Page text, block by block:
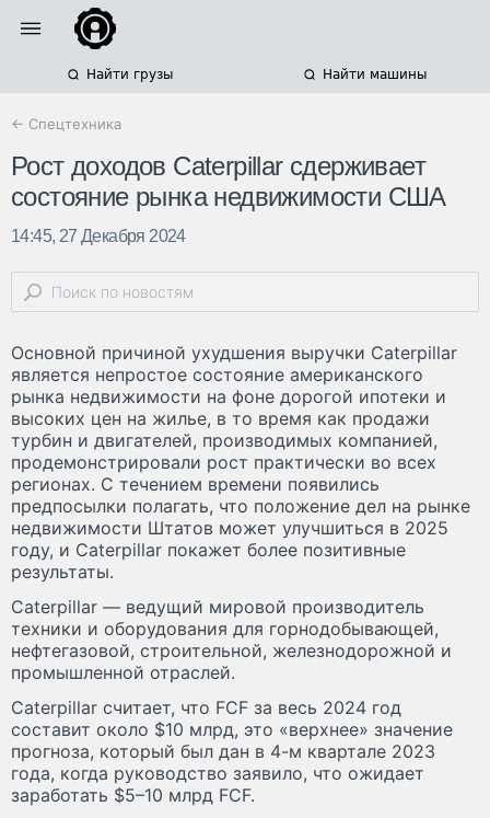
Найти грузы Найти машины
← Спецтехника
Рост доходов Caterpillar сдерживает
состояние рынка недвижимости США
14:45, 27 Декабря 2024
Основной причиной ухудшения выручки Caterpillar
является непростое состояние американского
рынка недвижимости на фоне дорогой ипотеки и
высоких цен на жилье, в то время как продажи
турбин и двигателей, производимых компанией,
продемонстрировали рост практически во всех
регионах. С течением времени появились
предпосылки полагать, что положение дел на рынке
недвижимости Штатов может улучшиться в 2025
году, и Caterpillar покажет более позитивные
результаты.
Caterpillar — ведущий мировой производитель
техники и оборудования для горнодобывающей,
нефтегазовой, строительной, железнодорожной и
промышленной отраслей.
Caterpillar считает, что FCF за весь 2024 год
составит около $10 млрд, это «верхнее» значение
прогноза, который был дан в 4-м квартале 2023
года, когда руководство заявило, что ожидает
заработать $5–10 млрд FCF.